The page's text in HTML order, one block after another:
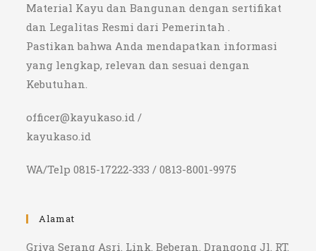
Material Kayu dan Bangunan dengan sertifikat
dan Legalitas Resmi dari Pemerintah .
Pastikan bahwa Anda mendapatkan informasi
yang lengkap, relevan dan sesuai dengan
Kebutuhan.
officer@kayukaso.id /
kayukaso.id
WA/Telp 0815-17222-333 / 0813-8001-9975
Alamat
Griya Serang Asri. Link. Beberan. Drangong Jl. RT.